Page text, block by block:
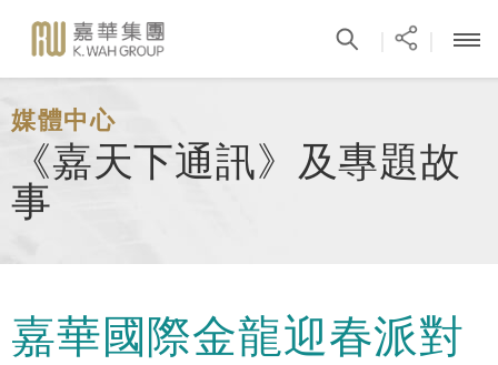
媒體中心
《嘉天下通訊》及專題故
事
嘉華國際金龍迎春派對